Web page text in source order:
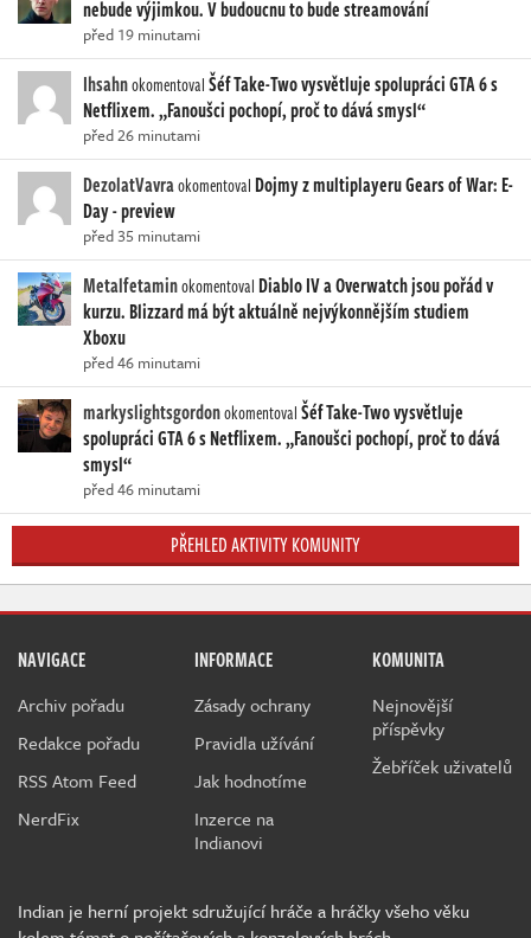
nebude výjimkou. V budoucnu to bude streamování
před 19 minutami
IhsahnokomentovalŠéf Take-Two vysvětluje spolupráci GTA 6 s
Netflixem. „Fanoušci pochopí, proč to dává smysl“
před 26 minutami
DezolatVavraokomentoval Dojmy z multiplayeru Gears of War: E-
Day - preview
před 35 minutami
Metalfetaminokomentoval Diablo IV a Overwatch jsou pořád v
kurzu. Blizzard má být aktuálně nejvýkonnějším studiem
Xboxu
před 46 minutami
markyslightsgordonokomentovalŠéf Take-Two vysvětluje
spolupráci GTA 6 s Netflixem. „Fanoušci pochopí, proč to dává
smysl“
před 46 minutami
PŘEHLED AKTIVITY KOMUNITY
NAVIGACE
Archiv pořadu
Redakce pořadu
RSS Atom Feed
NerdFix
INFORMACE
Zásady ochrany
Pravidla užívání
Jak hodnotíme
Inzerce na
Indianovi
KOMUNITA
Nejnovější
příspěvky
Žebříček uživatelů
Indian je herní projekt sdružující hráče a hráčky všeho věku